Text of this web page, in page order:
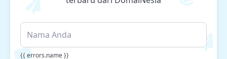
{{ errors.name }}